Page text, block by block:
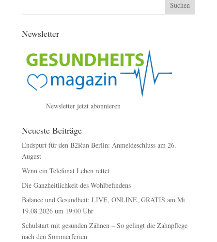
Newsletter
Newsletter jetzt abonnieren
Neueste Beiträge
Endspurt für den B2Run Berlin: Anmeldeschluss am 26.
August
Wenn ein Telefonat Leben rettet
Die Ganzheitlichkeit des Wohlbefindens
Balance und Gesundheit: LIVE, ONLINE, GRATIS am Mi
19.08.2026 um 19:00 Uhr
Schulstart mit gesunden Zähnen – So gelingt die Zahnpflege
nach den Sommerferien